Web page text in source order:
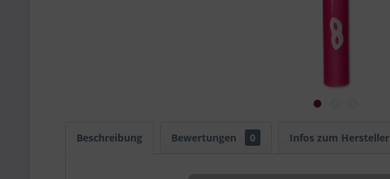
Beschreibung Bewertungen 0 Infos zum Hersteller